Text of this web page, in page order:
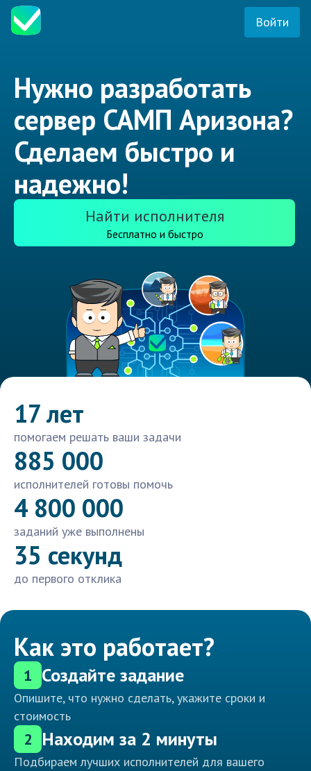
Войти
Нужно разработать
сервер САМП Аризона?
Сделаем быстро и
надежно!
Найти исполнителя
Бесплатно и быстро
17 лет
помогаем решать ваши задачи
885 000
исполнителей готовы помочь
4 800 000
заданий уже выполнены
35 секунд
до первого отклика
Как это работает?
1 Создайте задание
Опишите, что нужно сделать, укажите сроки и
стоимость
2 Находим за 2 минуты
Подбираем лучших исполнителей для вашего